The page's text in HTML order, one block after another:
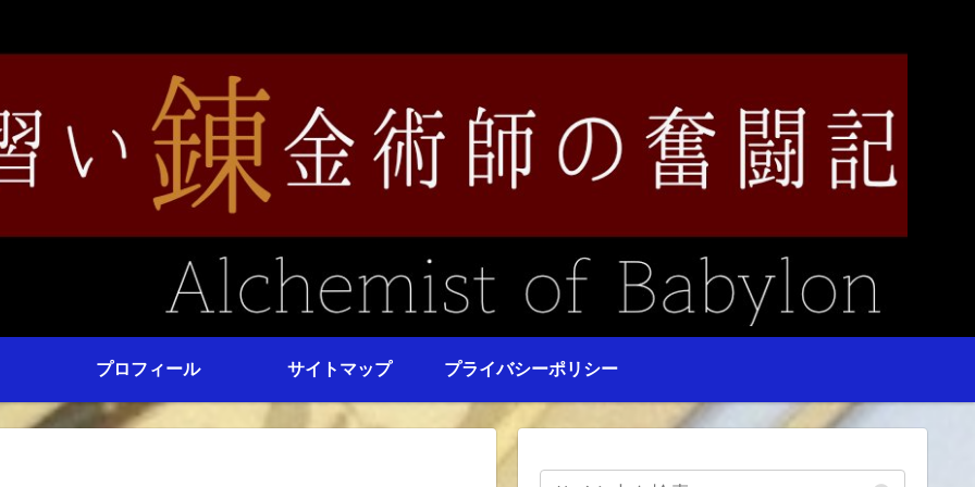
プロフィール サイトマップ プライバシーポリシー